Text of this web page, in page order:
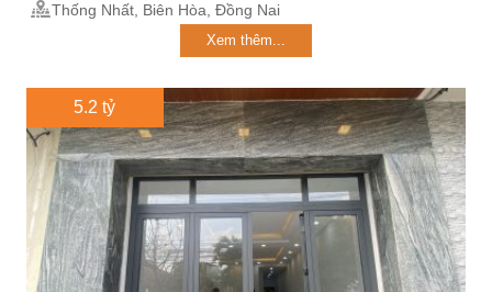
Thống Nhất, Biên Hòa, Đồng Nai
Xem thêm...
5.2 tỷ